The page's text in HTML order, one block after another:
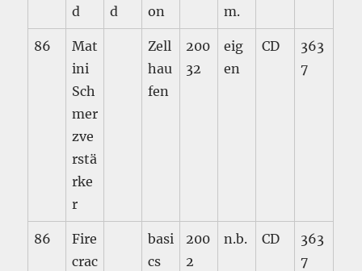
d
d
on
m.
86
Mat
ini
Sch
mer
zve
rstä
rke
r
Zell
hau
fen
200
32
eig
en
CD
363
7
86
Fire
crac
basi
cs
200
2
n.b. CD
363
7